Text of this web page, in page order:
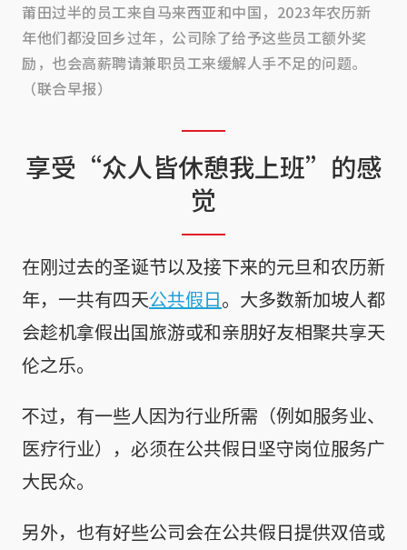
莆田过半的员工来自马来西亚和中国，2023年农历新
年他们都没回乡过年，公司除了给予这些员工额外奖
励，也会高薪聘请兼职员工来缓解人手不足的问题。
（联合早报）
享受“众人皆休憩我上班”的感
觉
在刚过去的圣诞节以及接下来的元旦和农历新
年，一共有四天公共假日。大多数新加坡人都
会趁机拿假出国旅游或和亲朋好友相聚共享天
伦之乐。
不过，有一些人因为行业所需（例如服务业、
医疗行业），必须在公共假日坚守岗位服务广
大民众。
另外，也有好些公司会在公共假日提供双倍或